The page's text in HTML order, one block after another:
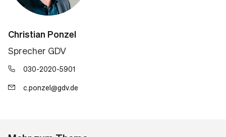
Christian Ponzel
Sprecher GDV
030-2020-5901
c.ponzel@gdv.de